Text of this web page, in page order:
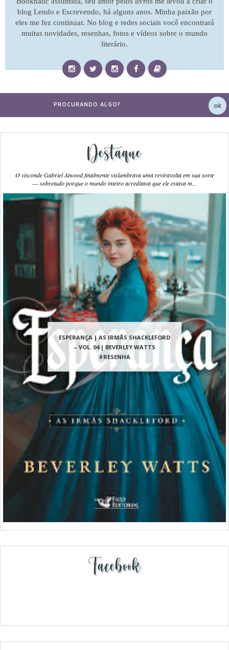
blog Lendo e Escrevendo, há alguns anos. Minha paixão por
eles me fez continuar. No blog e redes sociais você encontrará
muitas novidades, resenhas, fotos e vídeos sobre o mundo
literário.
Destaque
ESPERANÇA | AS IRMÃS SHACKLEFORD
– VOL. 04 | BEVERLEY WATTS
#RESENHA
O visconde Gabriel Atwood finalmente vislumbrava uma reviravolta em sua sorte
― sobretudo porque o mundo inteiro acreditava que ele estava m...
Facebook